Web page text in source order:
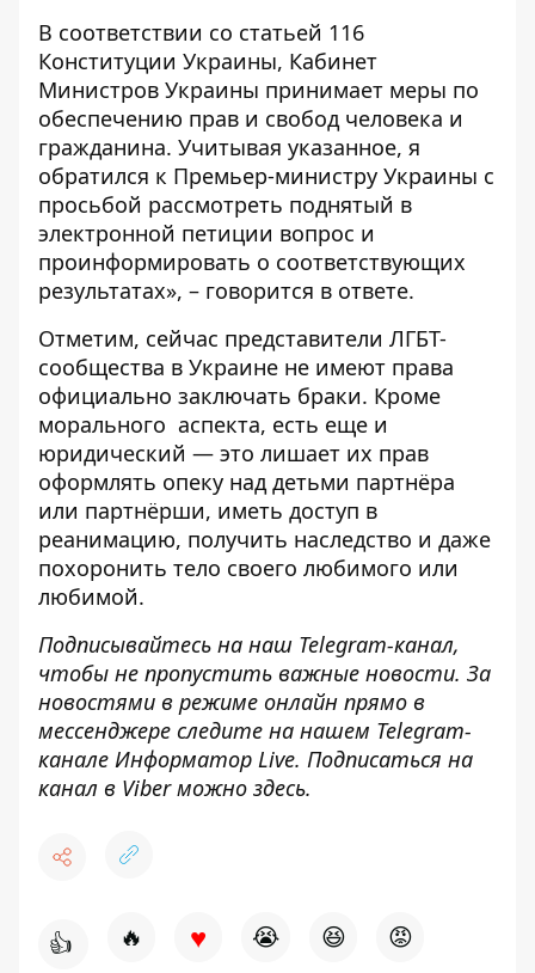
В соответствии со статьей 116
Конституции Украины, Кабинет
Министров Украины принимает меры по
обеспечению прав и свобод человека и
гражданина. Учитывая указанное, я
обратился к Премьер-министру Украины с
просьбой рассмотреть поднятый в
электронной петиции вопрос и
проинформировать о соответствующих
результатах», – говорится в ответе.
Отметим, сейчас представители ЛГБТ-
сообщества в Украине не имеют права
официально заключать браки. Кроме
морального аспекта, есть еще и
юридический — это лишает их прав
оформлять опеку над детьми партнёра
или партнёрши, иметь доступ в
реанимацию, получить наследство и даже
похоронить тело своего любимого или
любимой.
Подписывайтесь на наш Telegram-канал,
чтобы не пропустить важные новости. За
новостями в режиме онлайн прямо в
мессенджере следите на нашем Telegram-
канале Информатор Live. Подписаться на
канал в Viber можно здесь.
👍 🔥 ♥ 😭 😆 😡